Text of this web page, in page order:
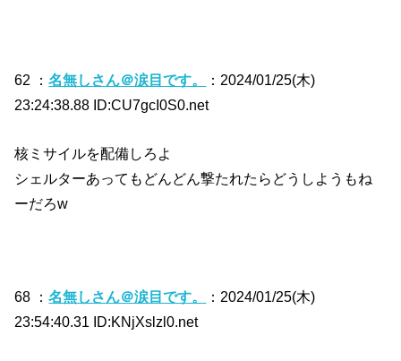
62 ：名無しさん＠涙目です。
：2024/01/25(木)
23:24:38.88 ID:CU7gcI0S0.net
核ミサイルを配備しろよ
シェルターあってもどんどん撃たれたらどうしようもね
ーだろw
68 ：名無しさん＠涙目です。
：2024/01/25(木)
23:54:40.31 ID:KNjXslzl0.net